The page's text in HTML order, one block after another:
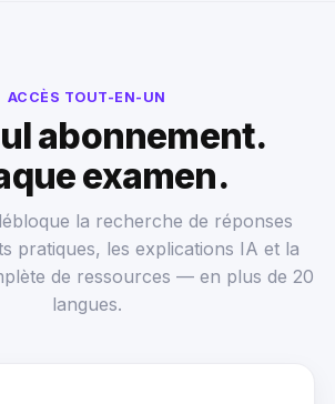
ACCÈS TOUT-EN-UN
abonnement.
examen.
la recherche de réponses
pratiques, les explications IA et la
de ressources — en plus de 20
langues.